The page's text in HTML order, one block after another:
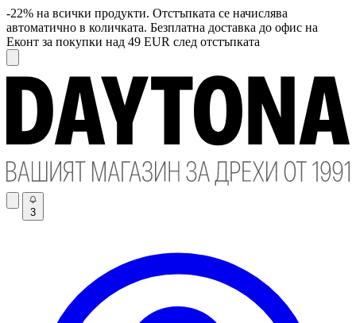
-22% на всички продукти. Отстъпката се начислява
автоматично в количката. Безплатна доставка до офис на
Еконт за покупки над 49 EUR след отстъпката
3